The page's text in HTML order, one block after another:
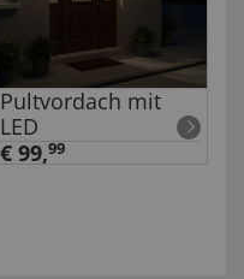
Pultvordach mit
LED
€ 99,99